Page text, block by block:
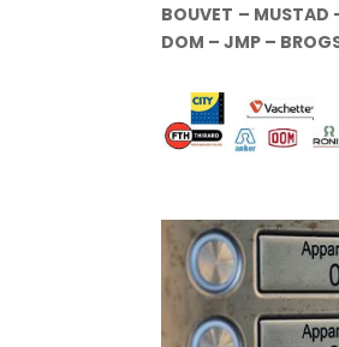
BOUVET – MUSTAD
DOM – JMP –